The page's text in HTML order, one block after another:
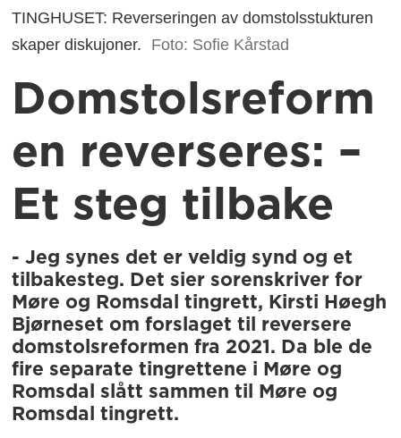
TINGHUSET: Reverseringen av domstolsstukturen
skaper diskujoner.
Foto: Sofie Kårstad
Domstolsreform
en reverseres: –
Et steg tilbake
- Jeg synes det er veldig synd og et
tilbakesteg. Det sier sorenskriver for
Møre og Romsdal tingrett, Kirsti Høegh
Bjørneset om forslaget til reversere
domstolsreformen fra 2021. Da ble de
fire separate tingrettene i Møre og
Romsdal slått sammen til Møre og
Romsdal tingrett.